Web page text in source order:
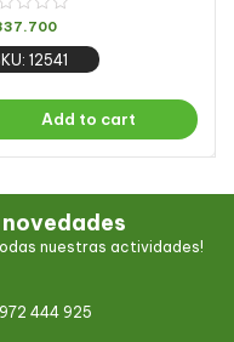
12541
Add to cart
nuestras actividades!
444 925